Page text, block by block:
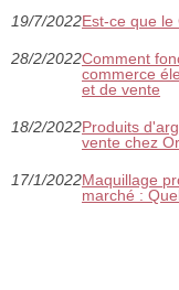
19/7/2022Est-ce que
28/2/2022Comment
commerce
et de vente
18/2/2022Produits
vente chez
17/1/2022Maquillage
marché :